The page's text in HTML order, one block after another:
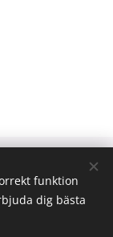
funktion
dig bästa